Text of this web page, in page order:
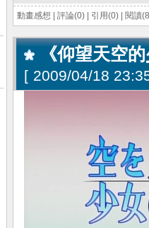
動畫感想 評論(0) 引用(0) 閱讀
《仰望天空
[ 2009/04/18